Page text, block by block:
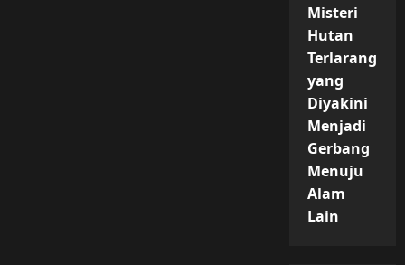
Misteri
Hutan
Terlarang
yang
Diyakini
Menjadi
Gerbang
Menuju
Alam
Lain